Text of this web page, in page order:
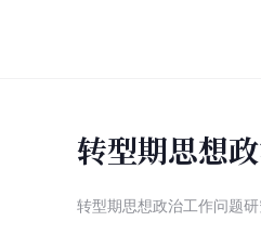
转型期思想
转型期思想政治工作问题